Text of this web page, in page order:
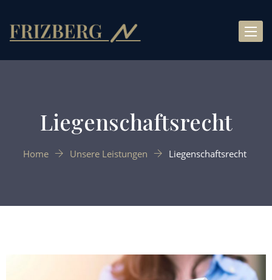
Toggle
Liegenschaftsrecht
Home Unsere Leistungen Liegenschaftsrecht